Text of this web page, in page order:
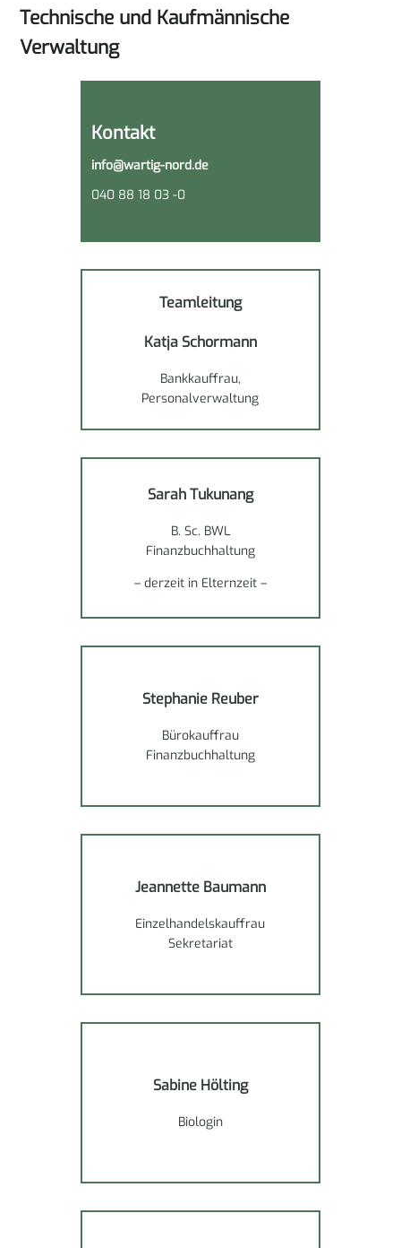
Technische und Kaufmännische
Verwaltung
Kontakt
info@wartig-nord.de
040 88 18 03 -0
Teamleitung
Katja Schormann
Bankkauffrau,
Personalverwaltung
Sarah Tukunang
B. Sc. BWL
Finanzbuchhaltung
– derzeit in Elternzeit –
Stephanie Reuber
Bürokauffrau
Finanzbuchhaltung
Jeannette Baumann
Einzelhandels­kauffrau
Sekretariat
Sabine Hölting
Biologin